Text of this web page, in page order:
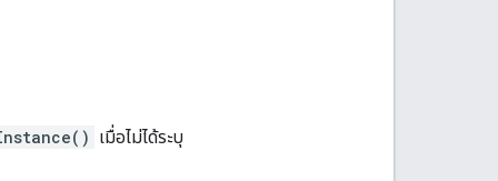
เมื่อไม่ได้ระบุ